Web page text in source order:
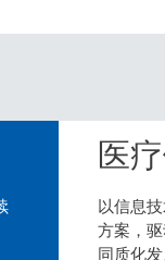
医
以信息
方案，驱
同质化